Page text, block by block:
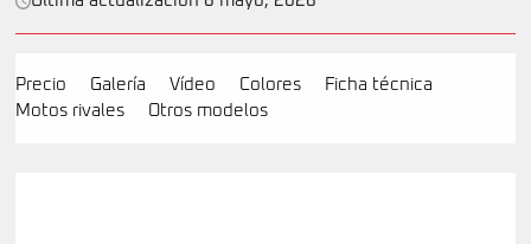
Precio Galería Vídeo Colores
Ficha técnica
Motos rivales
Otros modelos